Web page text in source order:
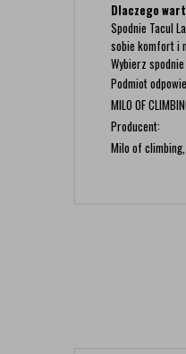
Dlaczego
Spodnie Tacul
sobie komfort i
Wybierz
Podmiot
MILO OF
Producent:
Milo of